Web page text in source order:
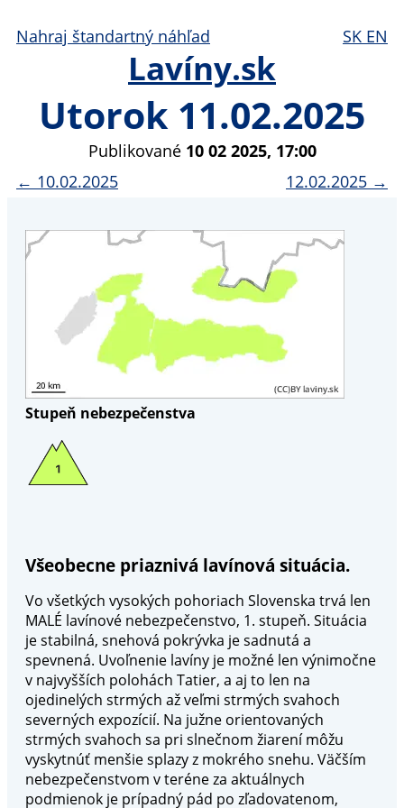
Nahraj štandartný náhľad EN
SK
Lavíny.sk
Utorok 11.02.2025
Publikované 10 02 2025, 17:00
← 10.02.2025
12.02.2025 →
Stupeň nebezpečenstva
Všeobecne priaznivá lavínová situácia.
Vo všetkých vysokých pohoriach Slovenska trvá len
MALÉ lavínové nebezpečenstvo, 1. stupeň. Situácia
je stabilná, snehová pokrývka je sadnutá a
spevnená. Uvoľnenie lavíny je možné len výnimočne
v najvyšších polohách Tatier, a aj to len na
ojedinelých strmých až veľmi strmých svahoch
severných expozícií. Na južne orientovaných
strmých svahoch sa pri slnečnom žiarení môžu
vyskytnúť menšie splazy z mokrého snehu. Väčším
nebezpečenstvom v teréne za aktuálnych
podmienok je prípadný pád po zľadovatenom,